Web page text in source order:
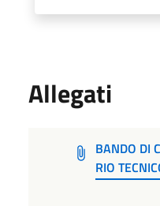
Allegati
BANDO DI
RIO